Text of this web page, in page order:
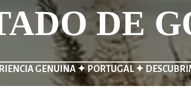
DE
GENUINA ✦ PORTUGAL ✦